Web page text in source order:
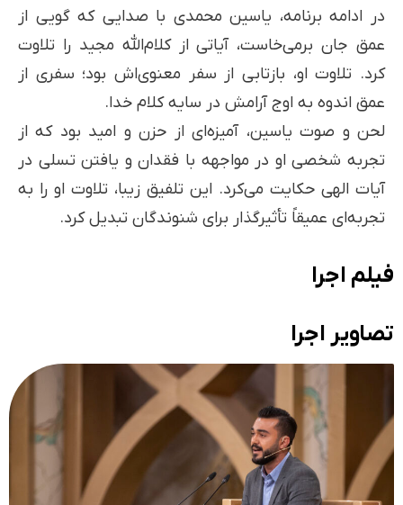
در ادامه برنامه، یاسین محمدی با صدایی که گویی از
عمق جان برمی‌خاست، آیاتی از کلام‌الله مجید را تلاوت
کرد. تلاوت او، بازتابی از سفر معنوی‌اش بود؛ سفری از
عمق اندوه به اوج آرامش در سایه کلام خدا.
لحن و صوت یاسین، آمیزه‌ای از حزن و امید بود که از
تجربه شخصی او در مواجهه با فقدان و یافتن تسلی در
آیات الهی حکایت می‌کرد. این تلفیق زیبا، تلاوت او را به
تجربه‌ای عمیقاً تأثیرگذار برای شنوندگان تبدیل کرد.
فیلم اجرا
تصاویر اجرا